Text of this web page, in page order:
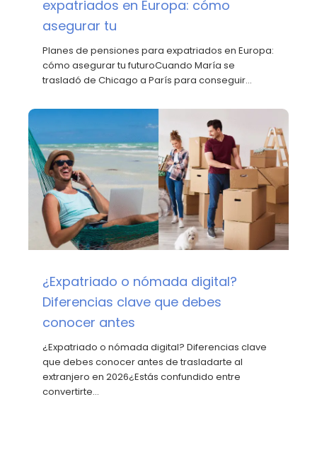
expatriados en Europa: cómo
asegurar tu
Planes de pensiones para expatriados en Europa:
cómo asegurar tu futuroCuando María se
trasladó de Chicago a París para conseguir…
¿Expatriado o nómada digital?
Diferencias clave que debes
conocer antes
¿Expatriado o nómada digital? Diferencias clave
que debes conocer antes de trasladarte al
extranjero en 2026¿Estás confundido entre
convertirte…